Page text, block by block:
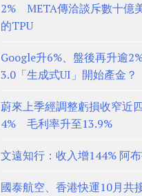
2% META傳洽談斥數十億
的TPU
Google升6%、盤後再升逾
3.0「生成式UI」開始產金？
蔚來上季經調整虧損收窄近
4% 毛利率升至13.9%
文遠知行：收入增144% 阿
國泰航空、香港快運10月共